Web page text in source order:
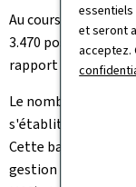
et seront
Au cours du mois
3.470 postes
rapport à juillet
Le nombre total de
s'établit à 7.539 au
Cette baisse
gestion (catégorie